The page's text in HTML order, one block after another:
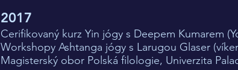
2017
Cerifikovaný kurz Yin jógy s Deepem Kumarem
Workshopy Ashtanga jógy s Larugou Glaser
Magisterský obor Polská filologie, Univerzita